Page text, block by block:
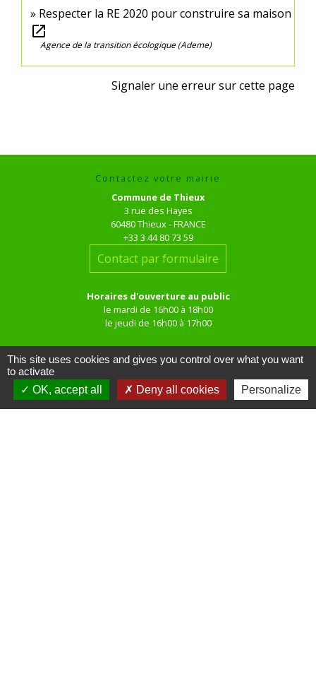
Respecter la RE 2020 pour construire sa maison
open_in_new
Agence de la transition écologique (Ademe)
Signaler une erreur sur cette page
Contactez votre mairie
Commune de Thieux
3 rue des Hayes
60480 Thieux - FRANCE
+33 3 44 80 73 59
Contact par formulaire
Horaires d'ouverture au public
le mardi de 16h00 à 18h00
le jeudi de 16h00 à 17h00
This site uses cookies and gives you control over what you want
to activate
OK, accept all
Deny all cookies Personalize